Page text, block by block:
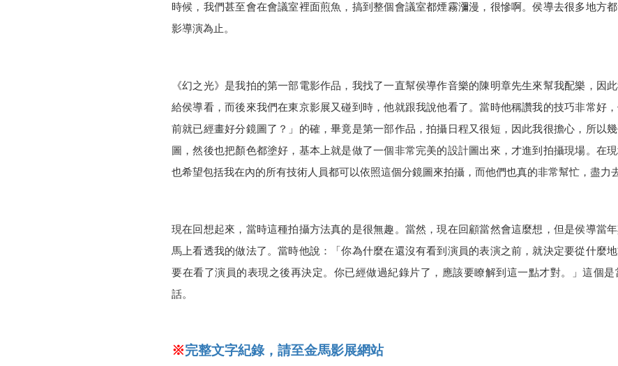
時候，我們甚至會在會議室裡面煎魚，搞到整個會議室都煙霧瀰漫，很慘啊。侯導去很多地方
影導演為止。
《幻之光》是我拍的第一部電影作品，我找了一直幫侯導作音樂的陳明章先生來幫我配樂，因
給侯導看，而後來我們在東京影展又碰到時，他就跟我說他看了。當時他稱讚我的技巧非常好
前就已經畫好分鏡圖了？」的確，畢竟是第一部作品，拍攝日程又很短，因此我很擔心，所以
圖，然後也把顏色都塗好，基本上就是做了一個非常完美的設計圖出來，才進到拍攝現場。在
也希望包括我在內的所有技術人員都可以依照這個分鏡圖來拍攝，而他們也真的非常幫忙，盡力
現在回想起來，當時這種拍攝方法真的是很無趣。當然，現在回顧當然會這麼想，但是侯導當
馬上看透我的做法了。當時他說：「你為什麼在還沒有看到演員的表演之前，就決定要從什麼
要在看了演員的表現之後再決定。你已經做過紀錄片了，應該要瞭解到這一點才對。」這個
話。
※完整文字紀錄，請至金馬影展網站